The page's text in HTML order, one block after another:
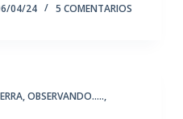
04/24 5 COMENTARIOS
,OBSERVANDO.....,